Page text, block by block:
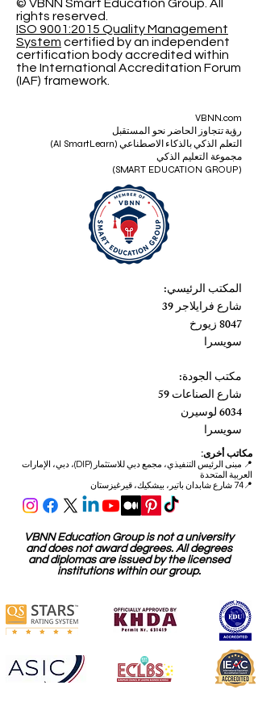
© VBNN Smart Education Group. All
rights reserved.
ISO 9001:2015 Quality Management
System certified by an independent
certification body accredited within
the International Accreditation Forum
(IAF) framework.
VBNN.com
رؤية تتجاوز الحاضر نحو المستقبل
التعلم الذكي بالذكاء الاصطناعي (AI SmartLearn)
مجموعة التعليم الذكي
(SMART EDUCATION GROUP)
المكتب الرئيسي:
شارع فرايلاجر 39
8047 زيورخ
سويسرا
مكتب الجودة:
شارع الصناعات 59
6034 لوسيرن
سويسرا
مكاتب أخرى:
📍
مبنى الرئيس التنفيذي، مجمع دبي للاستثمار (DIP)، دبي، الإمارات
العربية المتحدة
📍74 شارع شابدان باتير، بيشكيك، قيرغيزستان
VBNN Education Group is not a university
and does not award degrees. All degrees
and diplomas are issued by the licensed
institutions within our group.